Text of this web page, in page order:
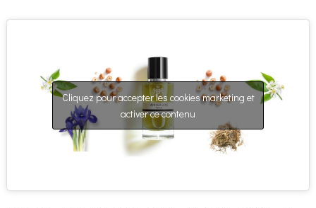
Cliquez pour accepter les cookies marketing et
activer ce contenu